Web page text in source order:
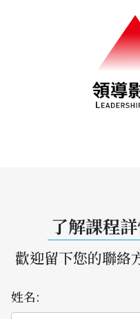
了解課程
歡迎留下您的聯絡
姓名: